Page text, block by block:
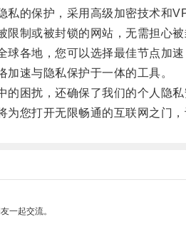
的保护，采用高级加密技术和
制或被封锁的网站，无需担心被
各地，您可以选择最佳节点加速
速与隐私保护于一体的工具。
困扰，还确保了我们的个人隐私
您打开无限畅通的互联网之门，
一起交流。